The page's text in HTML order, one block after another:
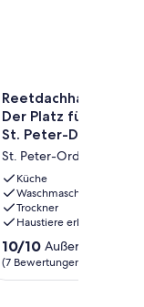
Reetdachhaus
"Das
Waalhuus"
–
Der
Platz
für
Familie
&
Freunde
in
St.
Reetdachhaus "Das
Der Platz für
St. Peter-Dorf
St. Peter-Ording
Küche
Waschmaschine
Trockner
Haustiere erlaubt
10.0
von
10,
10/10
(7 Bewertungen)